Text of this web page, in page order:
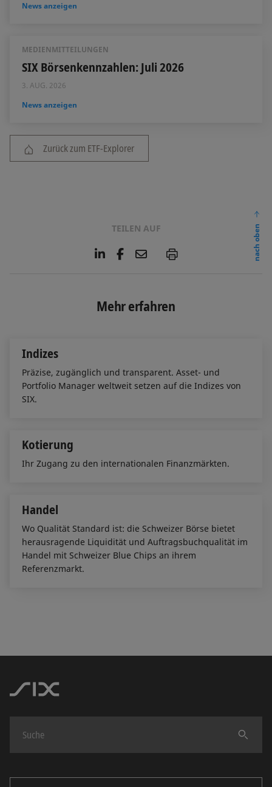
News anzeigen
MEDIENMITTEILUNGEN
SIX Börsenkennzahlen: Juli 2026
3. AUG. 2026
News anzeigen
Zurück zum ETF-Explorer
TEILEN AUF
L
e
d
F
o
E
l
P
nach oben
Mehr erfahren
Indizes
Präzise, zugänglich und transparent. Asset- und
Portfolio Manager weltweit setzen auf die Indizes von
SIX.
Kotierung
Ihr Zugang zu den internationalen Finanzmärkten.
Handel
Wo Qualität Standard ist: die Schweizer Börse bietet
herausragende Liquidität und Auftragsbuchqualität im
Handel mit Schweizer Blue Chips an ihrem
Referenzmarkt.
Finden